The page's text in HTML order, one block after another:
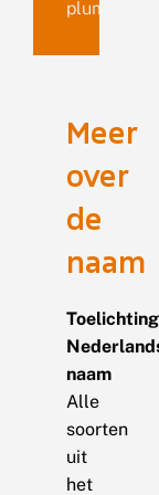
plumbeolata
Meer
over
de
naam
Toelichting
naam
Alle
soorten
uit
het